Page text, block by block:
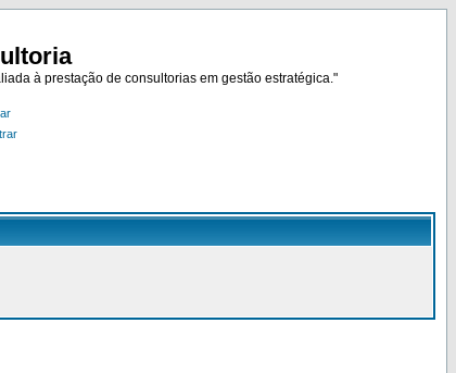
à prestação de consultorias em gestão estratégica."